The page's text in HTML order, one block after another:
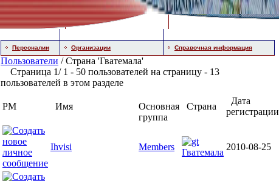
Персоналии Организации Справочная информация
Пользователи / Страна 'Гватемала'
Страница 1/ 1 - 50 пользователей на страницу - 13
пользователей в этом разделе
PM Имя
Основная
группа
Страна
Дата
регистрации
Ihvisi Members
Гватемала
2010-08-25